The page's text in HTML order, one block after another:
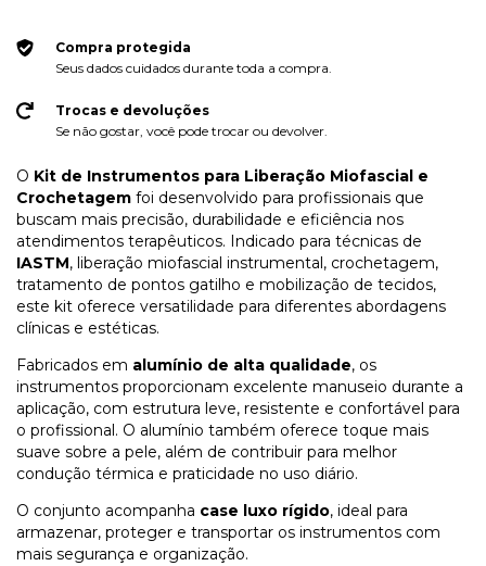
Compra protegida
Seus dados cuidados durante toda a compra.
Trocas e devoluções
Se não gostar, você pode trocar ou devolver.
O Kit de Instrumentos para Liberação Miofascial e
Crochetagem foi desenvolvido para profissionais que
buscam mais precisão, durabilidade e eficiência nos
atendimentos terapêuticos. Indicado para técnicas de
IASTM, liberação miofascial instrumental, crochetagem,
tratamento de pontos gatilho e mobilização de tecidos,
este kit oferece versatilidade para diferentes abordagens
clínicas e estéticas.
Fabricados em alumínio de alta qualidade, os
instrumentos proporcionam excelente manuseio durante a
aplicação, com estrutura leve, resistente e confortável para
o profissional. O alumínio também oferece toque mais
suave sobre a pele, além de contribuir para melhor
condução térmica e praticidade no uso diário.
O conjunto acompanha case luxo rígido, ideal para
armazenar, proteger e transportar os instrumentos com
mais segurança e organização.